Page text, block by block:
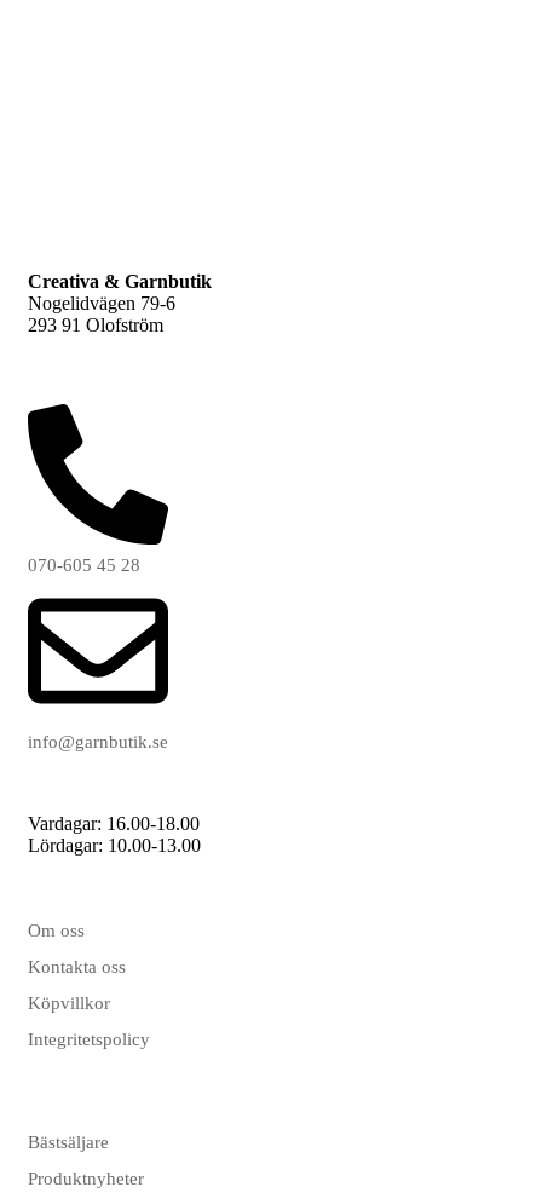
Creativa & Garnbutik
Nogelidvägen 79-6
293 91 Olofström
070-605 45 28
info@garnbutik.se
Vardagar: 16.00-18.00
Lördagar: 10.00-13.00
Om oss
Kontakta oss
Köpvillkor
Integritetspolicy
Bästsäljare
Produktnyheter